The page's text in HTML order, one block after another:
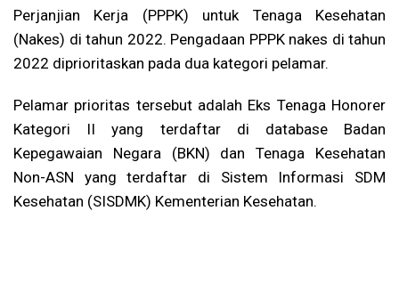
Perjanjian Kerja (PPPK) untuk Tenaga Kesehatan
(Nakes) di tahun 2022. Pengadaan PPPK nakes di tahun
2022 diprioritaskan pada dua kategori pelamar.
Pelamar prioritas tersebut adalah Eks Tenaga Honorer
Kategori II yang terdaftar di database Badan
Kepegawaian Negara (BKN) dan Tenaga Kesehatan
Non-ASN yang terdaftar di Sistem Informasi SDM
Kesehatan (SISDMK) Kementerian Kesehatan.